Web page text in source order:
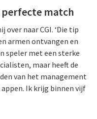
perfecte match
over naar CGI. ‘Die tip
armen ontvangen en
speler met een sterke
maar heeft de
van het management
Ik krijg binnen vijf